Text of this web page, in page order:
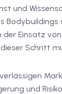
und
der Einsatz
Schritt
und